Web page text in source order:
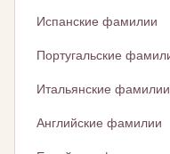
Испанские фамилии
Португальские
Итальянские фамилии
Английские фамилии